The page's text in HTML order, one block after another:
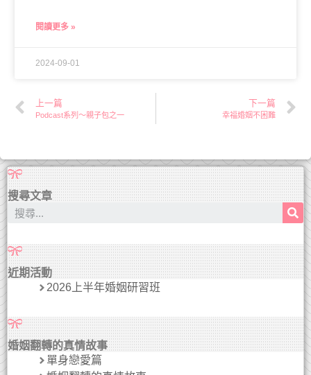
閱讀更多 »
2024-09-01
上一篇
Podcast系列～親子包之一
下一篇
幸福婚姻不困難
搜尋文章
近期活動
2026上半年婚姻研習班
婚姻翻轉的真情故事
單身戀愛篇